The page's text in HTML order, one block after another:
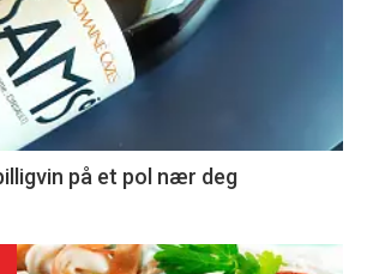
på et pol nær deg